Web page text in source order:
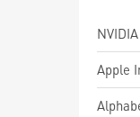
Apple